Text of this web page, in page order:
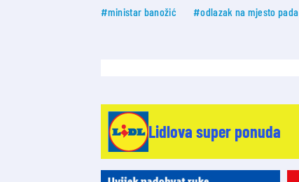
#ministar banožić #odlazak na mjesto pada
Lidlova super ponuda